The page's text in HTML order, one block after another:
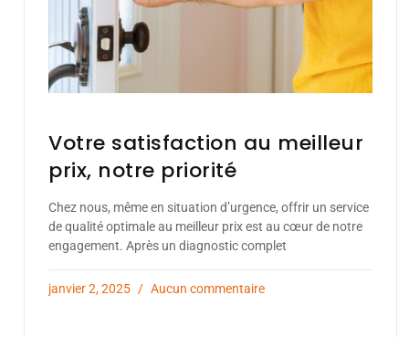
Votre satisfaction au meilleur
prix, notre priorité
Chez nous, même en situation d’urgence, offrir un service
de qualité optimale au meilleur prix est au cœur de notre
engagement. Après un diagnostic complet
janvier 2, 2025 Aucun commentaire